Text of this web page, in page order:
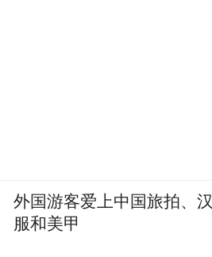
外国游客爱上中国旅拍、汉
服和美甲